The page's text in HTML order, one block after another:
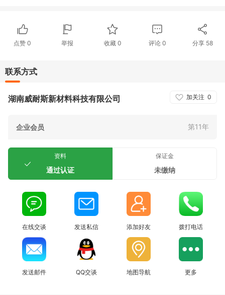
点赞0 举报 收藏 0 评论0 分享 58
联系方式
加关注 0
湖南威耐斯新材料科技有限公司
企业会员 第11年
资料
通过认证
保证金
未缴纳
在线交谈 发送私信 添加好友 拨打电话
发送邮件 QQ交谈 地图导航 更多